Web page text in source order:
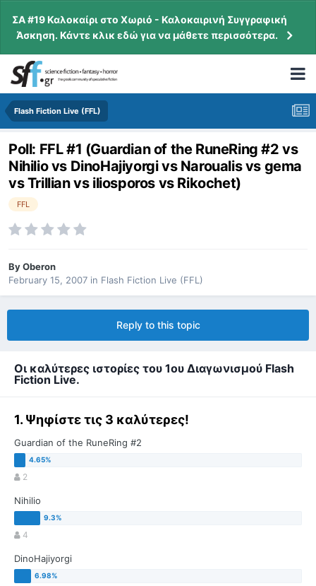
ΣΑ #19 Καλοκαίρι στο Χωριό - Καλοκαιρινή Συγγραφική
Άσκηση. Κάντε κλικ εδώ για να μάθετε περισσότερα.
Flash Fiction Live (FFL)
Poll: FFL #1 (Guardian of the RuneRing #2 vs
Nihilio vs DinoHajiyorgi vs Naroualis vs gema
vs Trillian vs iliosporos vs Rikochet)
FFL
ByOberon
February 15, 2007 in Flash Fiction Live (FFL)
Reply to this topic
Oι καλύτερες ιστορίες του 1ου Διαγωνισμού Flash
Fiction Live.
1. Ψηφίστε τις 3 καλύτερες!
Guardian of the RuneRing #2
2
Nihilio
4
DinoHajiyorgi